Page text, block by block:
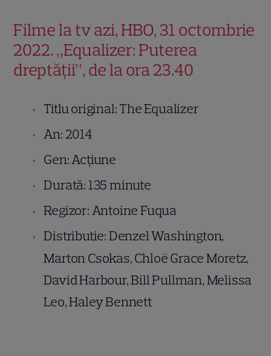
Filme la tv azi, HBO, 31 octombrie
2022. „Equalizer: Puterea
dreptății”, de la ora 23.40
Titlu original: The Equalizer
An: 2014
Gen: Acțiune
Durată: 135 minute
Regizor: Antoine Fuqua
Distributie: Denzel Washington,
Marton Csokas, Chloë Grace Moretz,
David Harbour, Bill Pullman, Melissa
Leo, Haley Bennett